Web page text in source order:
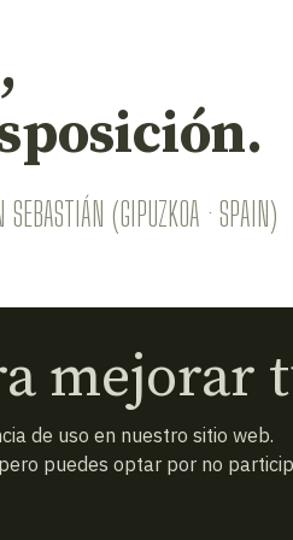
(GIPUZKOA · SPAIN)
mejorar
de uso en nuestro sitio web.
puedes optar por no